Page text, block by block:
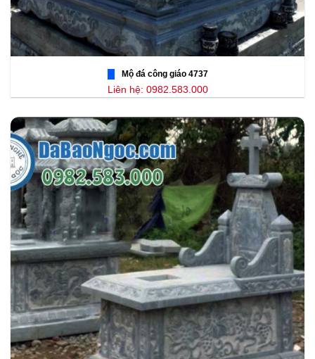
Mộ đá công giáo 4737
Liên hệ: 0982.583.000